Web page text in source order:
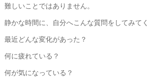
難しいことではありません。
静かな時間に、自分へこんな質問をしてみて
最近どんな変化があった？
何に疲れている？
何が気になっている？